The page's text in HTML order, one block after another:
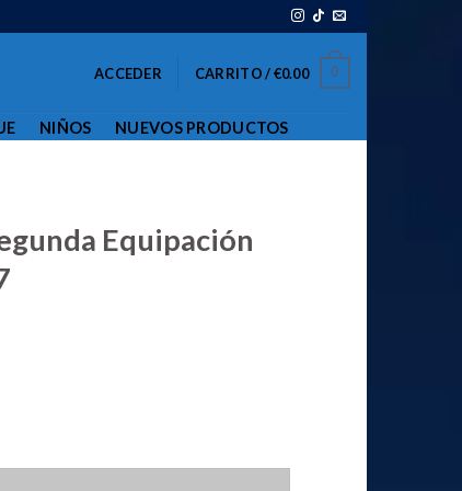
ACCEDER CARRITO /€0.00 0
NIÑOS NUEVOS PRODUCTOS
Equipación